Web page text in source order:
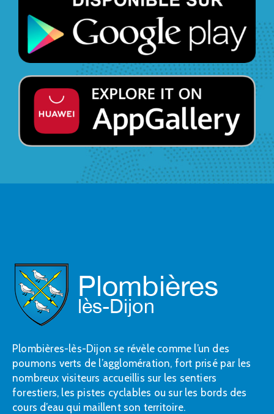
Plombières-lès-Dijon se révèle comme l’un des
poumons verts de l’agglomération, fort prisé par les
nombreux visiteurs accueillis sur les sentiers
forestiers, les pistes cyclables ou sur les bords des
cours d’eau qui maillent son territoire.